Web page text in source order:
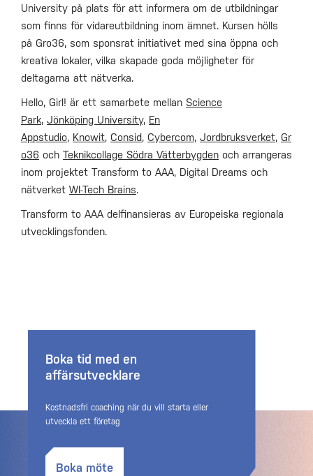
University på plats för att informera om de utbildningar
som finns för vidareutbildning inom ämnet. Kursen hölls
på Gro36, som sponsrat initiativet med sina öppna och
kreativa lokaler, vilka skapade goda möjligheter för
deltagarna att nätverka.
Hello, Girl! är ett samarbete mellan Science
Park, Jönköping University, En
Appstudio, Knowit, Consid, Cybercom, Jordbruksverket, Gr
o36 och Teknikcollage Södra Vätterbygden och arrangeras
inom projektet Transform to AAA, Digital Dreams och
nätverket WI-Tech Brains.
Transform to AAA delfinansieras av Europeiska regionala
utvecklingsfonden.
Boka tid med en
affärsutvecklare
Kostnadsfri coaching när du vill starta eller
utveckla ett företag
Boka möte